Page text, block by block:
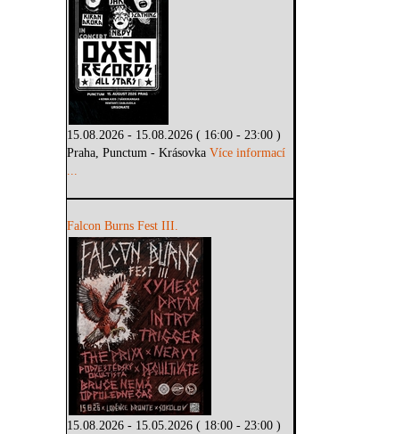
15.08.2026 - 15.08.2026 ( 16:00 - 23:00 )
Praha, Punctum - KrásovkaVíce informací
...
Falcon Burns Fest III.
15.08.2026 - 15.05.2026 ( 18:00 - 23:00 )